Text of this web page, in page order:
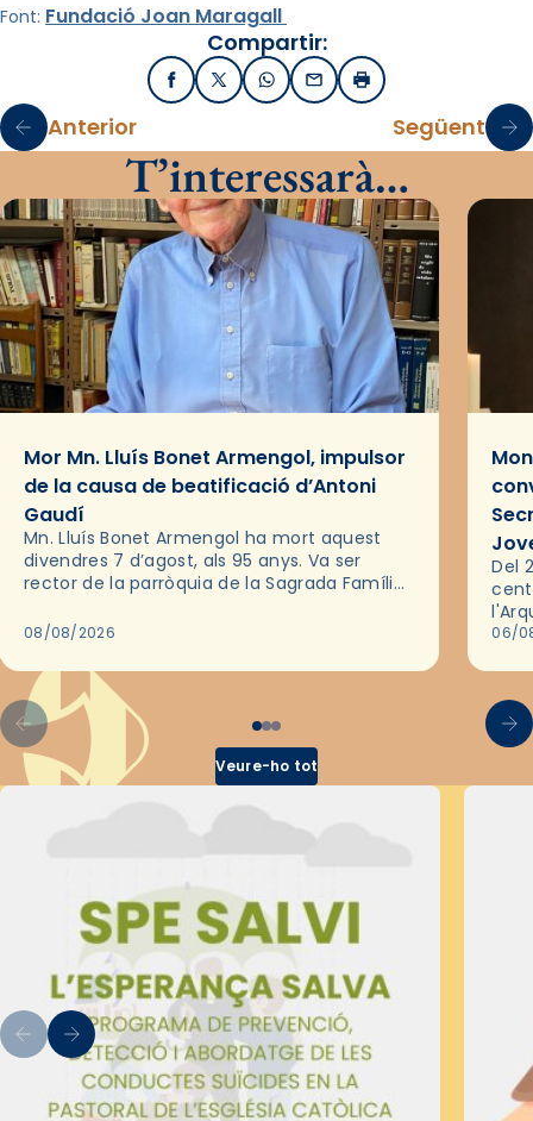
Font: Fundació Joan Maragall
Compartir:
FacebookX / TwitterWhatsApp
EmailImprimir
Anterior Següent
T’interessarà…
Mor Mn. Lluís Bonet Armengol, impulsor
de la causa de beatificació d’Antoni
Gaudí
Mn. Lluís Bonet Armengol ha mort aquest
divendres 7 d’agost, als 95 anys. Va ser
rector de la parròquia de la Sagrada Família
2018,…
08/08/2026
Del
les
06/
Veure-ho tot